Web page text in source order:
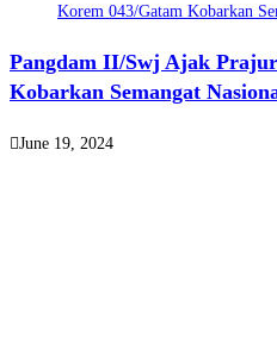
Pangdam II/Swj Ajak
Kobarkan Semangat
June 19, 2024